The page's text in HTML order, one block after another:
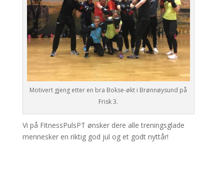
Motivert gjeng etter en bra Bokse-økt i Brønnøysund på
Frisk 3.
Vi på FitnessPulsPT ønsker dere alle treningsglade
mennesker en riktig god jul og et godt nyttår!